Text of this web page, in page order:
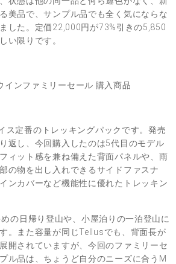
美品で、サンプル品でも全く気にならな
した。定価22,000円が73%引きの5,850
い限りです。
定番のトレッキングパックです。発売
返し、今回購入したのは5代目のモデル
ィット感を兼ね備えた背面パネルや、雨
の物を出し入れできるサイドファスナ
ンカバーなど機能性に優れたトレッキン
の日帰り登山や、小屋泊りの一泊登山に
。また容量が同じTellusでも、背面長が
開されていますが、今回のファミリーセ
ル品は、ちょうど自分のニーズに合うM